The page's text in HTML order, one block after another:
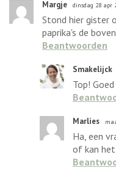
Margje dinsdag 28 apr
Stond hier gister
paprika's de
Beantwoorden
Smakelijck
Top!
Marlies
Ha, een
of kan